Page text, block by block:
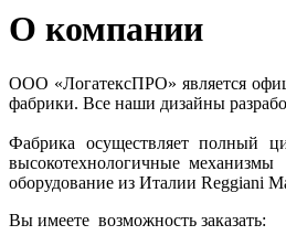
О компании
ООО «ЛогатексПРО» является
фабрики. Все наши дизайны
Фабрика осуществляет полный
высокотехнологичные
оборудование из Италии Reggiani
Вы имеете возможность заказать: